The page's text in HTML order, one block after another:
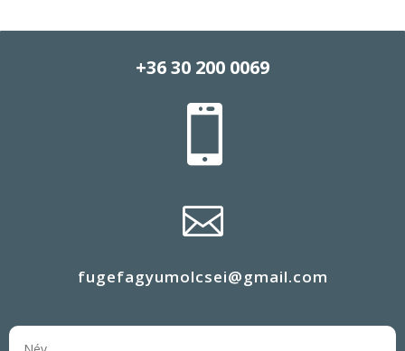
+36 30 200 0069


fugefagyumolcsei@gmail.com